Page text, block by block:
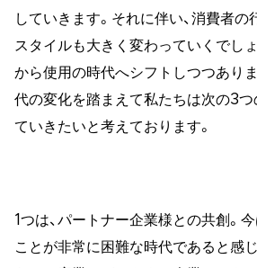
していきます。それに伴い、消費者の
スタイルも大きく変わっていくでし
から使用の時代へシフトしつつあり
代の変化を踏まえて私たちは次の3
ていきたいと考えております。
1つは、パートナー企業様との共創。
ことが非常に困難な時代であると感